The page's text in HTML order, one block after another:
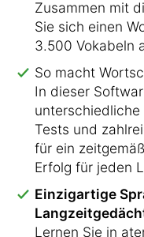
Zusammen mit
Sie sich einen
3.500 Vokabeln
So macht
In dieser
Tests und
für ein
Erfolg für jeden
Einzigartige
Lernen Sie in